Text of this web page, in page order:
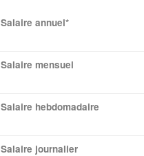
Salaire annuel*
Salaire mensuel
Salaire hebdomadaire
Salaire journalier